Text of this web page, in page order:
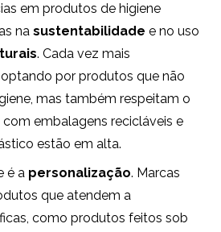
em produtos de higiene
nasustentabilidade e no uso
. Cada vez mais
por produtos que não
mas também respeitam o
embalagens recicláveis e
estão em alta.
é a personalização. Marcas
que atendem a
como produtos feitos sob